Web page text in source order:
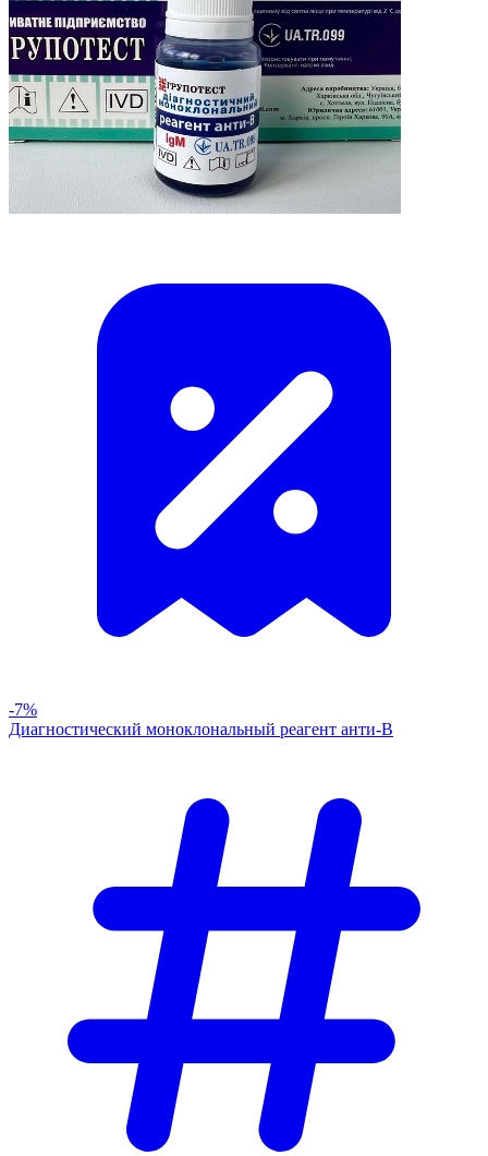
-7%
Диагностический моноклональный реагент анти-В